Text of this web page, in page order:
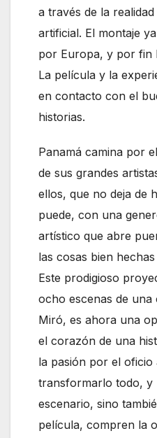
a través de la
artificial. El montaje
por Europa, y por fin
La película y la
en contacto con el
historias.
Panamá camina por
de sus grandes
ellos, que no deja de
puede, con una
artístico que abre
las cosas bien
Este prodigioso
ocho escenas de
Miró, es ahora una
el corazón de una
la pasión por el oficio
transformarlo todo, y
escenario, sino
película, compren la